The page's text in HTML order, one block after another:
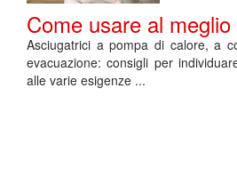
Come usare al
Asciugatrici a pompa di calore, a
evacuazione: consigli per
alle varie esigenze ...